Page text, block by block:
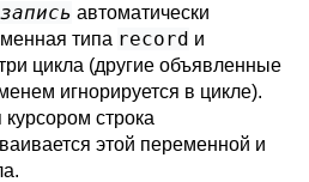
автоматически
типа record и
цикла (другие объявленные
игнорируется в цикле).
строка
этой переменной и